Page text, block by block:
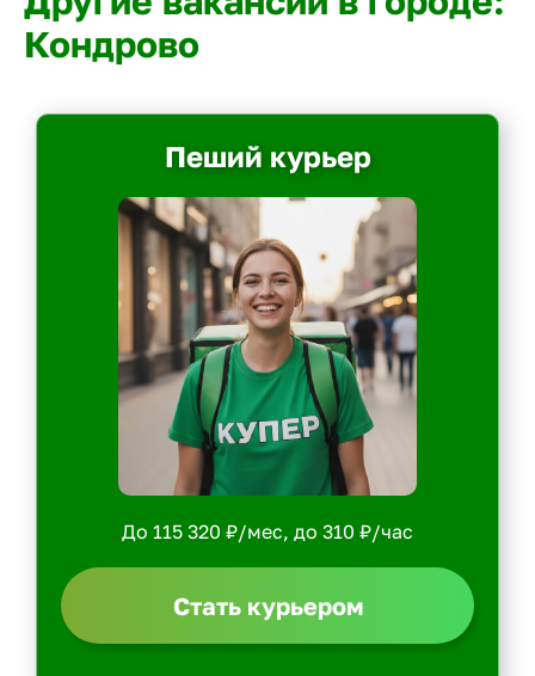
Кондрово
Пеший курьер
До 115 320 ₽/мес, до 310 ₽/час
Стать курьером